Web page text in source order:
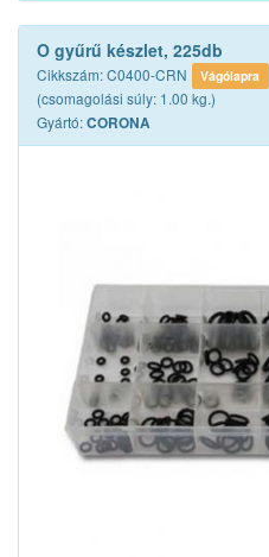
O gyűrű készlet, 225db
Cikkszám: C0400-CRN Vágólapra
(csomagolási súly: 1.00 kg.)
Gyártó:CORONA